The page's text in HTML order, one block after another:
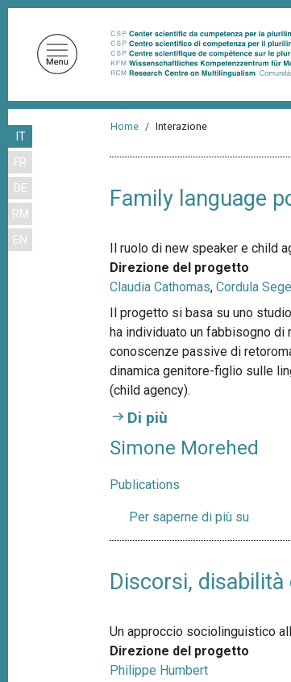
IT
FR
DE
RM
EN
Home Interazione
Family language
Il ruolo di new speaker e child
Direzione del progetto
Claudia Cathomas,Cordula
Il progetto si basa su uno
ha individuato un fabbisogno di
conoscenze passive di
dinamica genitore-figlio sulle
(child agency).
Di più
Simone Morehed
Publications
Per saperne di più su
i
o
n
M
Discorsi,
Un approccio sociolinguistico
Direzione del progetto
Philippe Humbert